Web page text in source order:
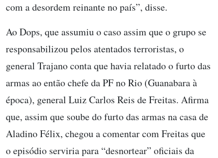
com a desordem reinante no país”, disse.
Ao Dops, que assumiu o caso assim que o grupo se
responsabilizou pelos atentados terroristas, o
general Trajano conta que havia relatado o furto das
armas ao então chefe da PF no Rio (Guanabara à
época), general Luiz Carlos Reis de Freitas. Afirma
que, assim que soube do furto das armas na casa de
Aladino Félix, chegou a comentar com Freitas que
o episódio serviria para “desnortear” oficiais da